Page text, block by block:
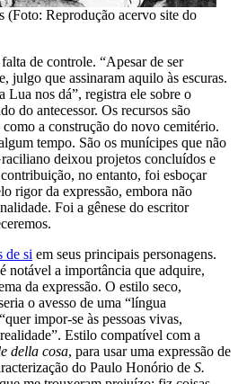
(Foto: Reprodução acervo site do
de controle. “Apesar de ser
julgo que assinaram aquilo às escuras.
nos dá”, registra ele sobre o
do antecessor. Os recursos são
a construção do novo cemitério.
tempo. São os munícipes que não
deixou projetos concluídos e
no entanto, foi esboçar
rigor da expressão, embora não
Foi a gênese do escritor
de si em seus principais personagens.
notável a importância que adquire,
da expressão. O estilo seco,
o avesso de uma “língua
impor-se às pessoas vivas,
Estilo compatível com a
della cosa, para usar uma expressão de
do Paulo Honório de S.